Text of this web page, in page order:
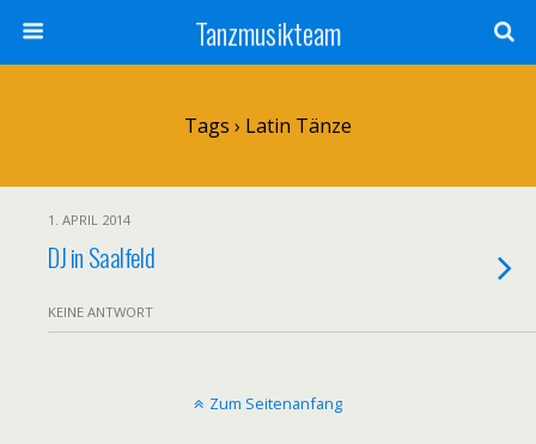
Tanzmusikteam
Tags › Latin Tänze
1. APRIL 2014
DJ in Saalfeld
KEINE ANTWORT
Zum Seitenanfang